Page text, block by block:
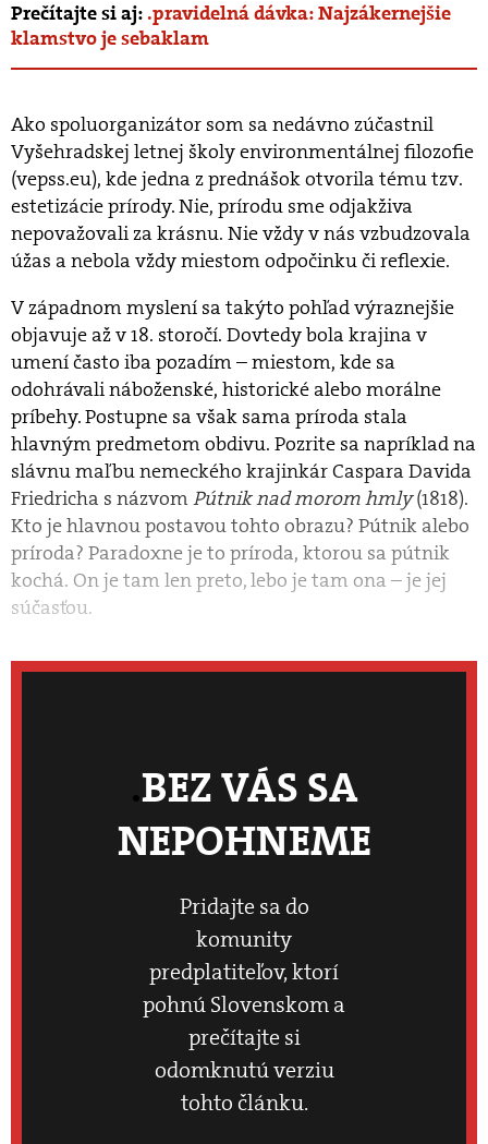
Prečítajte si aj: .pravidelná dávka: Najzákernejšie
klamstvo je sebaklam
Ako spoluorganizátor som sa nedávno zúčastnil
Vyšehradskej letnej školy environmentálnej filozofie
(vepss.eu), kde jedna z prednášok otvorila tému tzv.
estetizácie prírody. Nie, prírodu sme odjakživa
nepovažovali za krásnu. Nie vždy v nás vzbudzovala
úžas a nebola vždy miestom odpočinku či reflexie.
V západnom myslení sa takýto pohľad výraznejšie
objavuje až v 18. storočí. Dovtedy bola krajina v
umení často iba pozadím – miestom, kde sa
odohrávali náboženské, historické alebo morálne
príbehy. Postupne sa však sama príroda stala
hlavným predmetom obdivu. Pozrite sa napríklad na
slávnu maľbu nemeckého krajinkár Caspara Davida
Friedricha s názvomPútnik nad morom hmly(1818).
Kto je hlavnou postavou tohto obrazu? Pútnik alebo
príroda? Paradoxne je to príroda, ktorou sa pútnik
kochá. On je tam len preto, lebo je tam ona – je jej
súčasťou.
BEZ VÁS SA
NEPOHNEME
Pridajte sa do
komunity
predplatiteľov, ktorí
pohnú Slovenskom a
prečítajte si
odomknutú verziu
tohto článku.